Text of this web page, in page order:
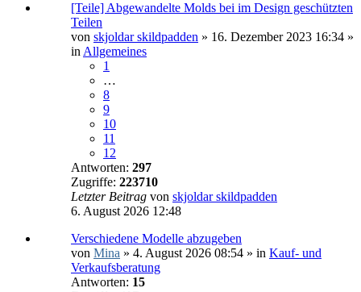
[Teile] Abgewandelte Molds bei im Design geschützten
Teilen
von skjoldar skildpadden » 16. Dezember 2023 16:34 »
in Allgemeines
1
…
8
9
10
11
12
Antworten: 297
Zugriffe: 223710
Letzter Beitrag von skjoldar skildpadden
6. August 2026 12:48
Verschiedene Modelle abzugeben
von Mina » 4. August 2026 08:54 » in Kauf- und
Verkaufsberatung
Antworten: 15